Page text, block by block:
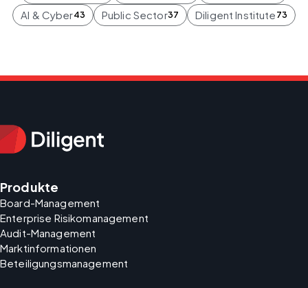
AI & Cyber43 Public Sector37 Diligent Institute 73
Produkte
Board-Management
Enterprise Risikomanagement
Audit-Management
Marktinformationen
Beteiligungsmanagement